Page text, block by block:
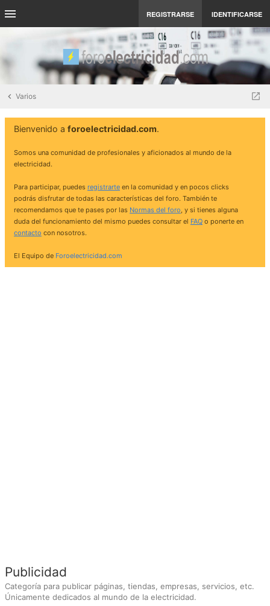
REGISTRARSE IDENTIFICARSE
Varios
Bienvenido a foroelectricidad.com.
Somos una comunidad de profesionales y aficionados al mundo de la
electricidad.
Para participar, puedes registrarte en la comunidad y en pocos clicks
podrás disfrutar de todas las características del foro. También te
recomendamos que te pases por las Normas del foro, y si tienes alguna
duda del funcionamiento del mismo puedes consultar el FAQ o ponerte en
contacto con nosotros.
El Equipo de Foroelectricidad.com
Publicidad
Categoría para publicar páginas, tiendas, empresas, servicios, etc.
Únicamente dedicados al mundo de la electricidad.